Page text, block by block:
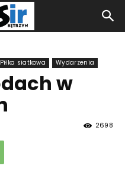
Piłka siatkowa Wydarzenia
w
2698